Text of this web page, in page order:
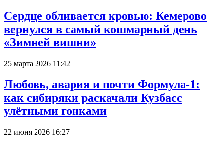
Сердце обливается кровью: Кемерово
вернулся в самый кошмарный день
«Зимней вишни»
25 марта 2026 11:42
Любовь, авария и почти Формула-1:
как сибиряки раскачали Кузбасс
улётными гонками
22 июня 2026 16:27